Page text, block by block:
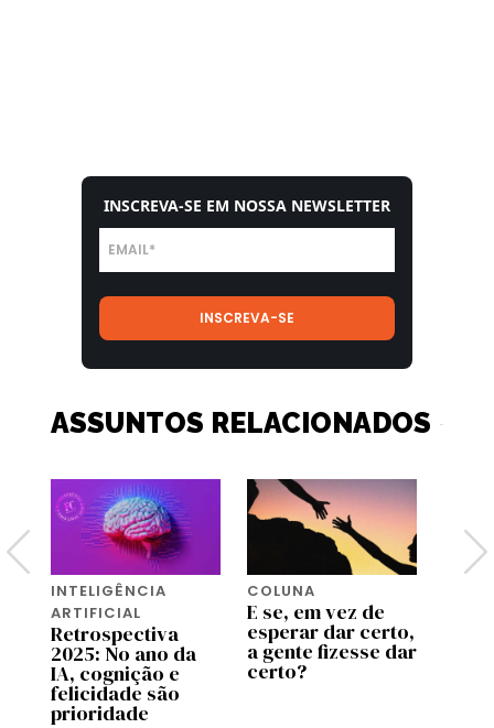
INSCREVA-SE EM NOSSA NEWSLETTER
ASSUNTOS RELACIONADOS
INTELIGÊNCIA
ARTIFICIAL
Retrospectiva
2025: No ano da
IA, cognição e
felicidade são
prioridade
COLUNA
E se, em vez de
esperar dar certo,
a gente fizesse dar
certo?